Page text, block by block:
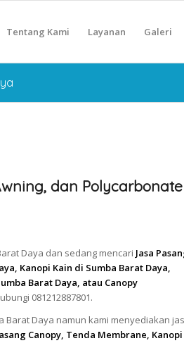
Tentang Kami Layanan Galeri
dan
Daya dan sedang mencari Jasa
Kanopi Kain di Sumba Barat Daya,
Barat Daya, atau Canopy
081212887801.
Daya namun kami menyediakan
Canopy, Tenda Membrane, Kanopi